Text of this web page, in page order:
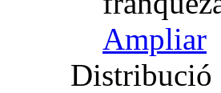
Ampliar
Distribució